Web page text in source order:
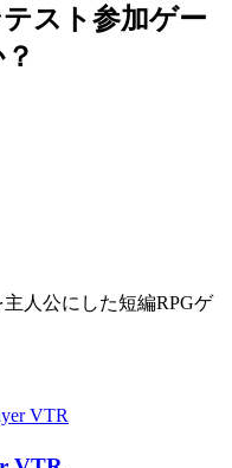
スト参加ゲー
人公にした短編RPGゲ